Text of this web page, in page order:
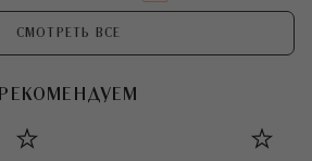
СМОТРЕТЬ ВСЕ
РЕКОМЕНДУЕМ